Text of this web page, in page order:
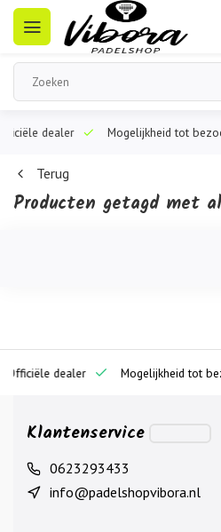
dealer Mogelijkheid tot bezoek
Terug
Producten getagd met
dealer Mogelijkheid tot
Klantenservice
0623293433
info@padelshopvibora.nl